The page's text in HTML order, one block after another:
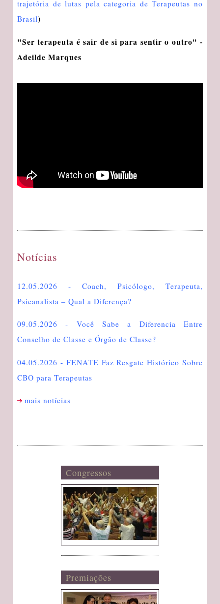
trajetória de lutas pela categoria de Terapeutas no
Brasil)
"Ser terapeuta é sair de si para sentir o outro" -
Adeilde Marques
Notícias
12.05.2026 - Coach, Psicólogo, Terapeuta,
Psicanalista – Qual a Diferença?
09.05.2026 - Você Sabe a Diferencia Entre
Conselho de Classe e Órgão de Classe?
04.05.2026 - FENATE Faz Resgate Histórico Sobre
CBO para Terapeutas
mais notícias
Congressos
Premiações